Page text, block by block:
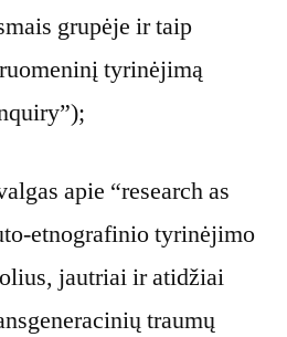
grupėje ir taip
tyrinėjimą
apie “research as
etnografinio tyrinėjimo
jautriai ir atidžiai
traumų